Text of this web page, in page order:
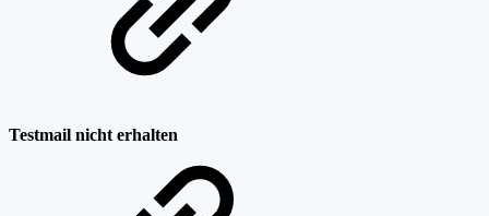
Testmail nicht erhalten